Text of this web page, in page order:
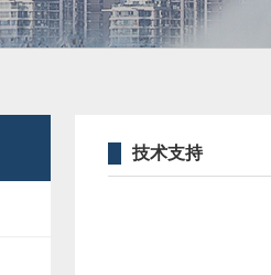
技术支持